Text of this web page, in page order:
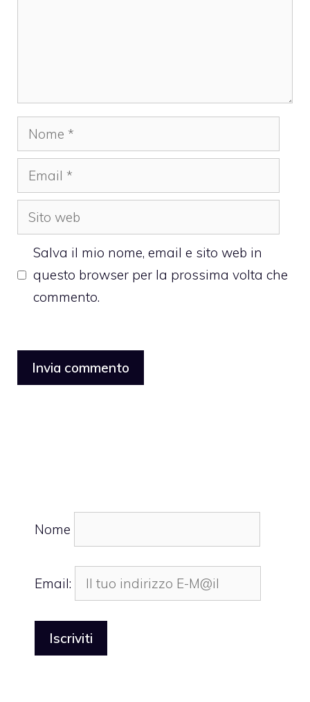
Nome
Email
Sito
web
Salva il mio nome, email e sito web in
questo browser per la prossima volta che
commento.
Nome
Email: